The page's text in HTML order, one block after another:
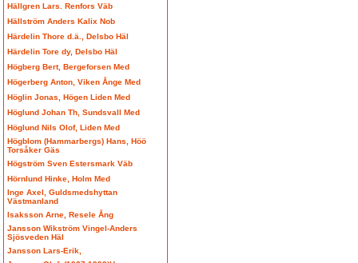
Hällgren Lars. Renfors Väb
Hällström Anders Kalix Nob
Härdelin Thore d.ä., Delsbo Häl
Härdelin Tore dy, Delsbo Häl
Högberg Bert, Bergeforsen Med
Högerberg Anton, Viken Ånge Med
Höglin Jonas, Högen Liden Med
Höglund Johan Th, Sundsvall Med
Höglund Nils Olof, Liden Med
Högblom (Hammarbergs) Hans, Höö
Torsåker Gäs
Högström Sven Estersmark Väb
Hörnlund Hinke, Holm Med
Inge Axel, Guldsmedshyttan
Västmanland
Isaksson Arne, Resele Ång
Jansson Wikström Vingel-Anders
Sjösveden Häl
Jansson Lars-Erik,